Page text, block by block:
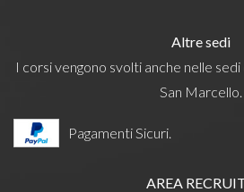
Altre sedi
I corsi vengono svolti anche nelle
San Marcello.
Pagamenti Sicuri.
AREA